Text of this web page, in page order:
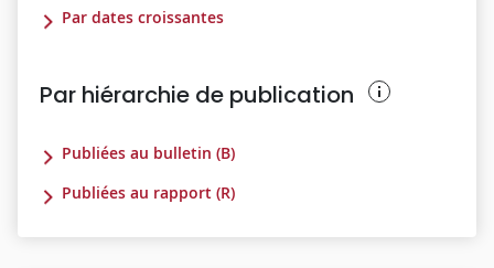
Par dates croissantes
Par hiérarchie de publication
Publiées au bulletin (B)
Publiées au rapport (R)